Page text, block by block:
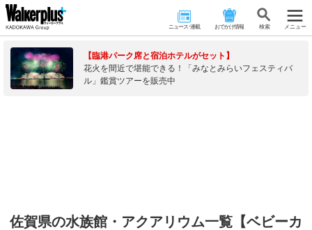
ニュース･連載 おでかけ情報 検 索 メニュー
【臨港パーク席と宿泊ホテルがセット】
花火を間近で堪能できる！「みなとみらいフェスティバ
ル」鑑賞ツアーを販売中
佐賀県の水族館・アクアリウム一覧【ベビーカ